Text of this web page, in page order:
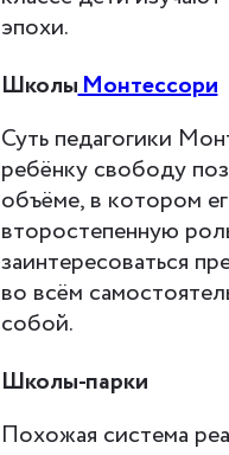
эпохи.
ШколыМонтессори
Суть педагогики
ребёнку свободу
объёме, в котором
второстепенную
заинтересоваться
во всём
собой.
Школы-парки
Похожая система